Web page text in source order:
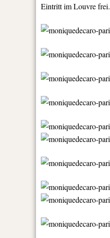
Eintritt im Louvre frei.